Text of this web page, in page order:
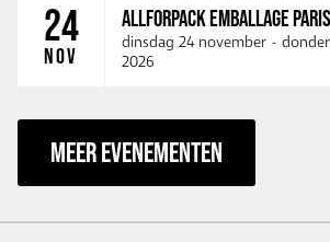
24
NOV
ALLFORPACK EMBALLAGE
dinsdag 24 november -
2026
MEER EVENEMENTEN